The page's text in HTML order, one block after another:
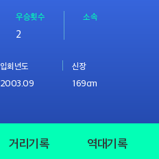
우승횟수
2
소속
입회년도
2003.09
신장
169cm
거리기록 역대기록